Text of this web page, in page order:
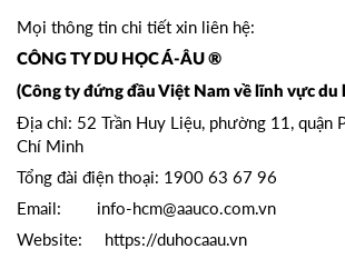
Mọi thông tin chi tiết xin liên hệ:
CÔNG TY DU HỌC Á-ÂU ®
(Công ty đứng đầu Việt Nam về lĩnh vực du
Địa chỉ: 52 Trần Huy Liệu, phường 11, quận
Chí Minh
Tổng đài điện thoại: 1900 63 67 96
Email: info-hcm@aauco.com.vn
Website: https://duhocaau.vn